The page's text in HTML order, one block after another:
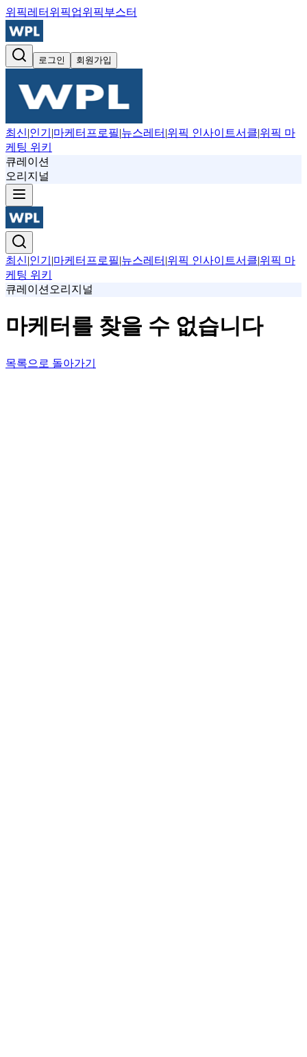
위픽레터 위픽업위픽부스터
로그인 회원가입
최신|인기 |마케터프로필|뉴스레터 |위픽 인사이트서클|위픽 마
케팅 위키
큐레이션
오리지널
최신|인기 |마케터프로필|뉴스레터 |위픽 인사이트서클|위픽 마
케팅 위키
큐레이션 오리지널
마케터를 찾을 수 없습니다
목록으로 돌아가기